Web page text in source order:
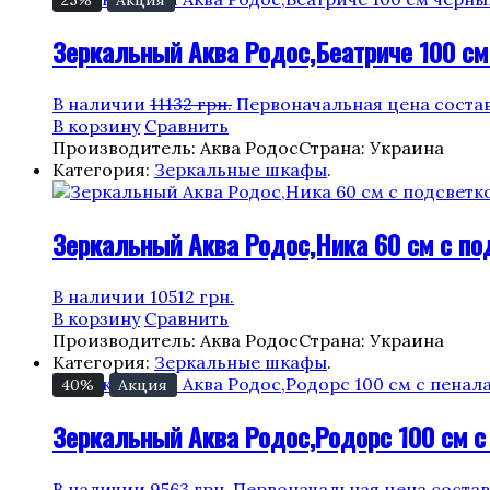
Зеркальный Аква Родос,Беатриче 100
В наличии 11132грн. Первоначальная цена
В корзину Сравнить
Производитель: Аква РодосСтрана: Украина
Категория: Зеркальные шкафы.
Зеркальный Аква Родос,Ника 60 см с
В наличии 10512 грн.
В корзину Сравнить
Производитель: Аква РодосСтрана: Украина
Категория: Зеркальные шкафы.
40% Акция
Зеркальный Аква Родос,Родорс 100 см